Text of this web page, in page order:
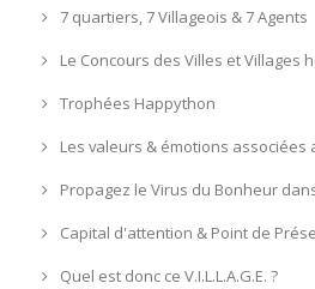
7 quartiers, 7 Villageois & 7 Agents
Le Concours des Villes et Villages
Trophées Happython
Les valeurs & émotions associées
Propagez le Virus du Bonheur
Capital d'attention & Point de
Quel est donc ce V.I.L.L.A.G.E. ?